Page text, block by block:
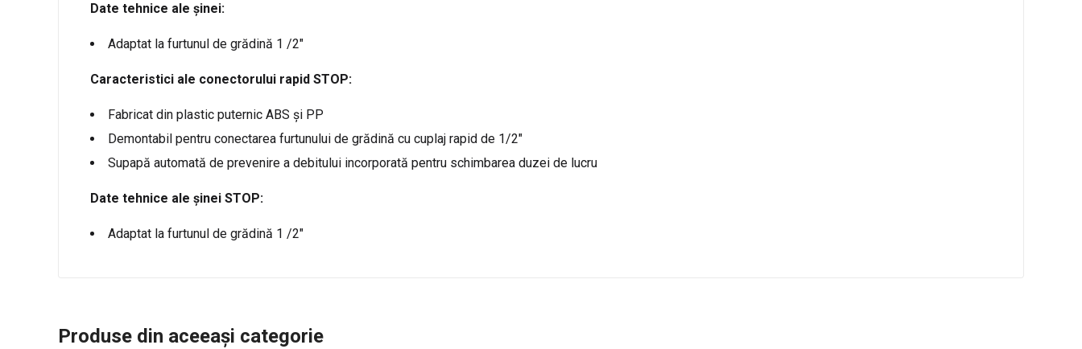
Date tehnice ale șinei:
Adaptat la furtunul de grădină 1 /2″
Caracteristici ale conectorului rapid STOP:
Fabricat din plastic puternic ABS și PP
Demontabil pentru conectarea furtunului de grădină cu cuplaj rapid de 1/2″
Supapă automată de prevenire a debitului incorporată pentru schimbarea duzei de lucru
Date tehnice ale șinei STOP:
Adaptat la furtunul de grădină 1 /2″
Produse din aceeași categorie